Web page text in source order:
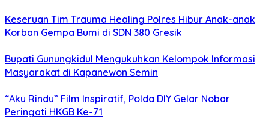
Keseruan Tim Trauma Healing Polres Hibur Anak-anak
Korban Gempa Bumi di SDN 380 Gresik
Bupati Gunungkidul Mengukuhkan Kelompok Informasi
Masyarakat di Kapanewon Semin
“Aku Rindu” Film Inspiratif, Polda DIY Gelar Nobar
Peringati HKGB Ke-71